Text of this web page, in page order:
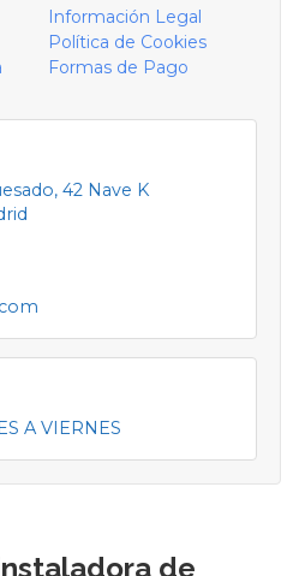
Información Legal
Política de Cookies
Formas de Pago
42 Nave K
A VIERNES
de